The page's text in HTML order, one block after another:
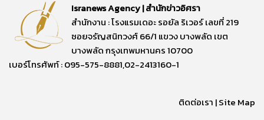
Isranews Agency | สำนักข่าวอิศรา
สำนักงาน : โรงแรมเดอะ รอยัล ริเวอร์ เลขที่ 219
ซอยจรัญสนิทวงศ์ 66/1 แขวง บางพลัด เขต
บางพลัด กรุงเทพมหานคร 10700
เบอร์โทรศัพท์ : 095-575-8881,02-2413160-1
ติดต่อเรา |Site Map